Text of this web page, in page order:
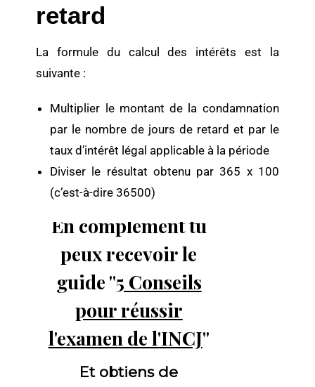
retard
La formule du calcul des intérêts est la
suivante :
Multiplier le montant de la condamnation
par le nombre de jours de retard et par le
taux d’intérêt légal applicable à la période
Diviser le résultat obtenu par 365 x 100
(c’est-à-dire 36500)
En complément tu
peux recevoir le
guide "5 Conseils
pour réussir
l'examen de l'INCJ"
Et obtiens de